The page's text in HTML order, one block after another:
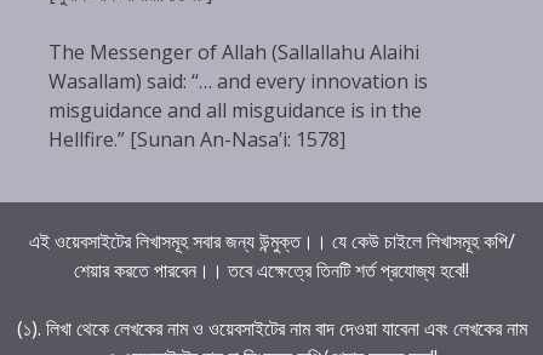
The Messenger of Allah (Sallallahu Alaihi
Wasallam) said: “… and every innovation is
misguidance and all misguidance is in the
Hellfire.” [Sunan An-Nasa’i: 1578]
এই ওয়েবসাইটের লিখাসমূহ সবার জন্য উন্মুক্ত।। যে কেউ চাইলে লিখাসমূহ কপি/
শেয়ার করতে পারবেন।। তবে এক্ষেত্রে তিনটি শর্ত প্রযোজ্য হবে!!
(১). লিখা থেকে লেখকের নাম ও ওয়েবসাইটের নাম বাদ দেওয়া যাবেনা এবং লেখকের নাম